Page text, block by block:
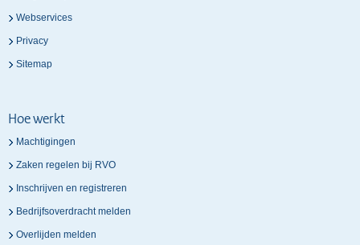
Webservices
Privacy
Sitemap
Hoe werkt
Machtigingen
Zaken regelen bij RVO
Inschrijven en registreren
Bedrijfsoverdracht melden
Overlijden melden